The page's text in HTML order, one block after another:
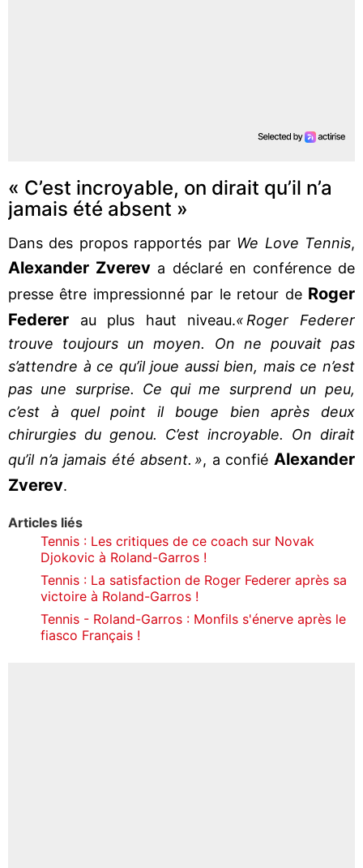
« C’est incroyable, on dirait qu’il n’a
jamais été absent »
Dans des propos rapportés par We Love Tennis,
Alexander Zverev a déclaré en conférence de
presse être impressionné par le retour de Roger
Federer au plus haut niveau.« Roger Federer
trouve toujours un moyen. On ne pouvait pas
s’attendre à ce qu’il joue aussi bien, mais ce n’est
pas une surprise. Ce qui me surprend un peu,
c’est à quel point il bouge bien après deux
chirurgies du genou. C’est incroyable. On dirait
qu’il n’a jamais été absent. », a confié Alexander
Zverev.
Articles liés
Tennis : Les critiques de ce coach sur Novak
Djokovic à Roland-Garros !
Tennis : La satisfaction de Roger Federer après sa
victoire à Roland-Garros !
Tennis - Roland-Garros : Monfils s'énerve après le
fiasco Français !